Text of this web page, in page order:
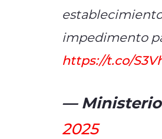
impedimento
https://t.co/
— Ministerio
2025